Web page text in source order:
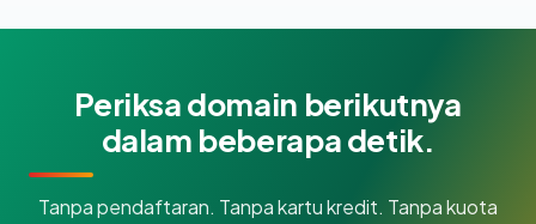
Periksa domain berikutnya
dalam beberapa detik.
Tanpa pendaftaran. Tanpa kartu kredit. Tanpa kuota